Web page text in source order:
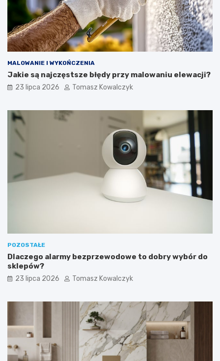
MALOWANIE I WYKOŃCZENIA
Jakie są najczęstsze błędy przy malowaniu elewacji?
23 lipca 2026 Tomasz Kowalczyk
POZOSTAŁE
Dlaczego alarmy bezprzewodowe to dobry wybór do
sklepów?
23 lipca 2026 Tomasz Kowalczyk